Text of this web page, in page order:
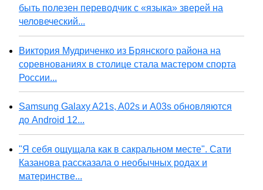
быть полезен переводчик с «языка» зверей на
человеческий...
Виктория Мудриченко из Брянского района на
соревнованиях в столице стала мастером спорта
России...
Samsung Galaxy A21s, A02s и A03s обновляются
до Android 12...
"Я себя ощущала как в сакральном месте". Сати
Казанова рассказала о необычных родах и
материнстве...